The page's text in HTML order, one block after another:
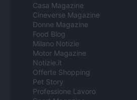
Casa Magazine
Cineverse Magazine
Donne Magazine
Food Blog
Milano Notizie
Motor Magazine
Notizie.it
Offerte Shopping
Pet Story
Professione Lavoro